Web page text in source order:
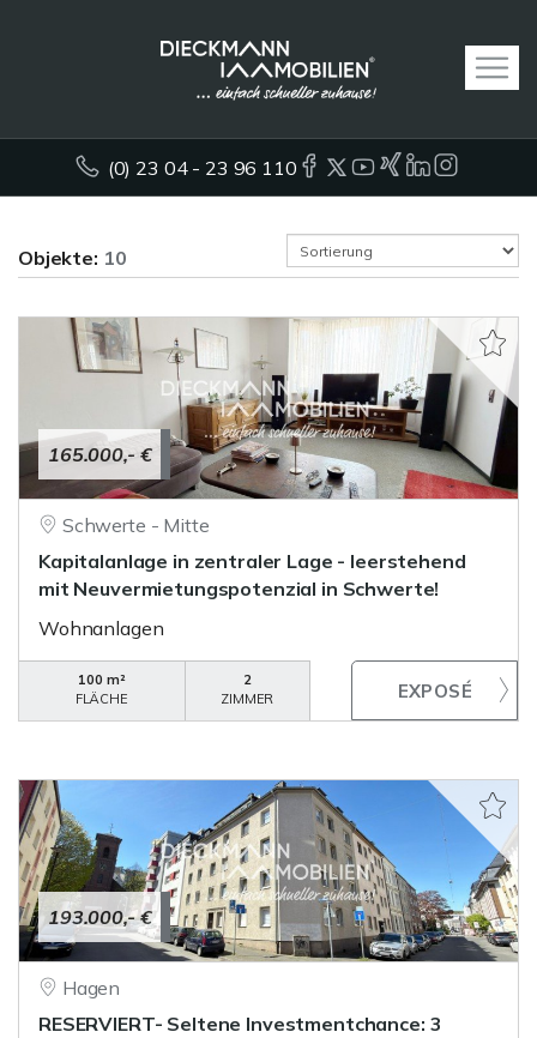
(0) 23 04 - 23 96 110
Objekte: 10
165.000,- €
Schwerte - Mitte
Kapitalanlage in zentraler Lage - leerstehend
mit Neuvermietungspotenzial in Schwerte!
Wohnanlagen
100 m²
FLÄCHE
2
ZIMMER
193.000,- €
Hagen
RESERVIERT- Seltene Investmentchance: 3